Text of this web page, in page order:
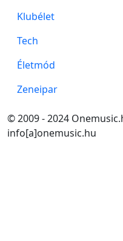
Klubélet
Tech
Életmód
Zeneipar
© 2009 - 2024
info[a]onemusic.hu